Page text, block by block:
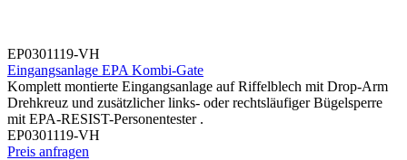
EP0301119-VH
Eingangsanlage EPA Kombi-Gate
Komplett montierte Eingangsanlage auf Riffelblech mit Drop-Arm
Drehkreuz und zusätzlicher links- oder rechtsläufiger Bügelsperre
mit EPA-RESIST-Personentester .
EP0301119-VH
Preis anfragen